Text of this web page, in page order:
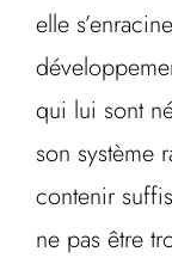
elle
qui lui sont
son système
contenir
ne pas être